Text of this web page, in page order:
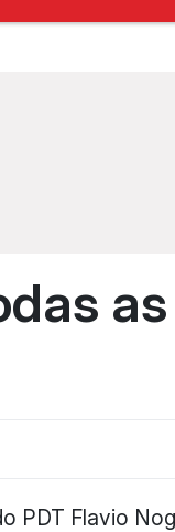
PDT Flavio